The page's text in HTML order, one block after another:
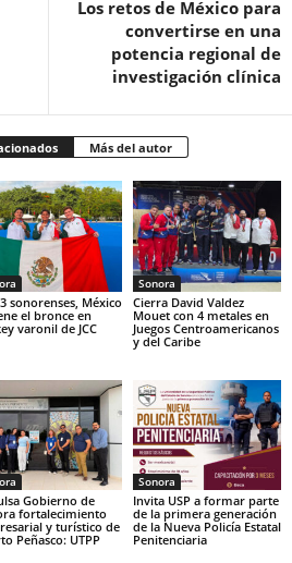
Los retos de México para
convertirse en una
potencia regional de
investigación clínica
Más del autor
sonorenses, México
el bronce en
varonil de JCC
Sonora
Cierra David Valdez
Mouet con 4 metales en
Juegos Centroamericanos
y del Caribe
Gobierno de
fortalecimiento
y turístico de
Peñasco: UTPP
Sonora
Invita USP a formar parte
de la primera generación
de la Nueva Policía Estatal
Penitenciaria